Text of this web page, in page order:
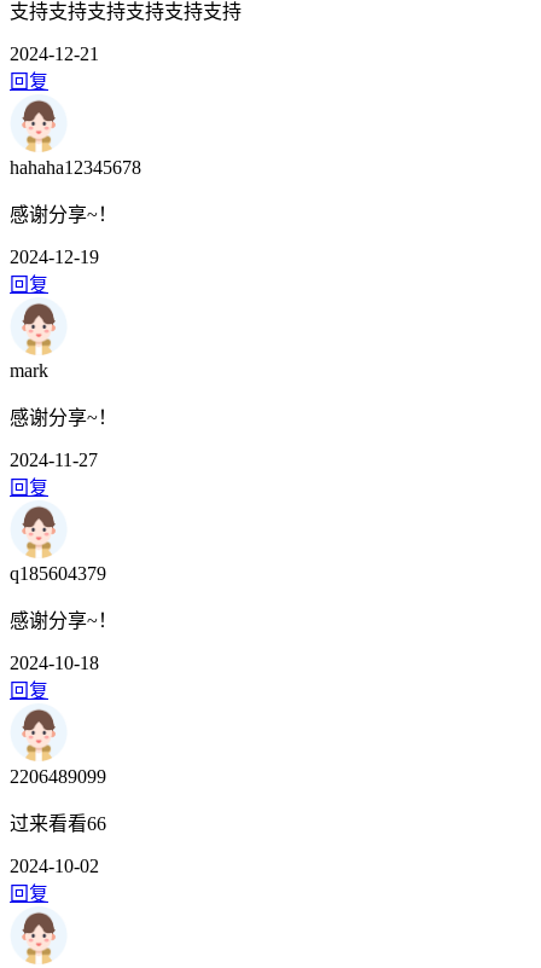
支持支持支持支持支持支持
2024-12-21
回复
hahaha12345678
感谢分享~！
2024-12-19
回复
mark
感谢分享~！
2024-11-27
回复
q185604379
感谢分享~！
2024-10-18
回复
2206489099
过来看看66
2024-10-02
回复